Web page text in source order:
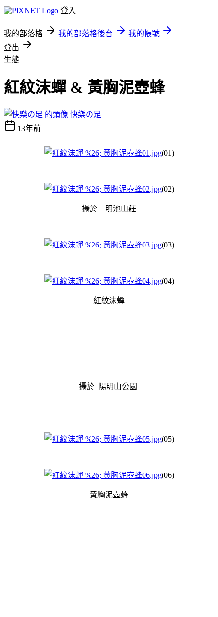
登入
我的部落格 我的部落格後台
我的帳號
登出
生態
紅紋沫蟬 & 黃胸泥壺蜂
快樂の足
13年前
(01)
(02)
攝於 明池山莊
(03)
(04)
紅紋沫蟬
攝於 陽明山公園
(05)
(06)
黃胸泥壺蜂